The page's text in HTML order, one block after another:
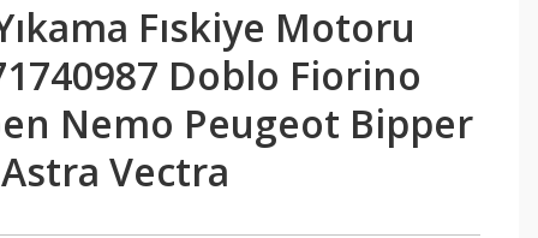
Fıskiye Motoru
Doblo Fiorino
Nemo Peugeot Bipper
Vectra